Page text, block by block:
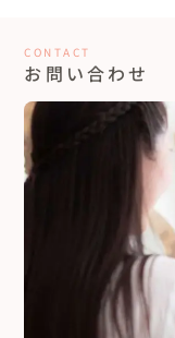
CONTACT
お問い合わせ